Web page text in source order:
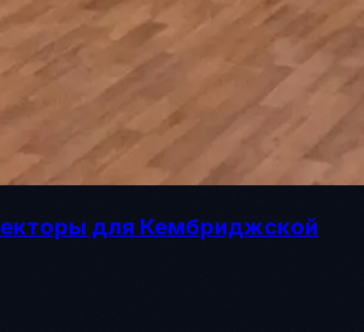
для Кембриджской